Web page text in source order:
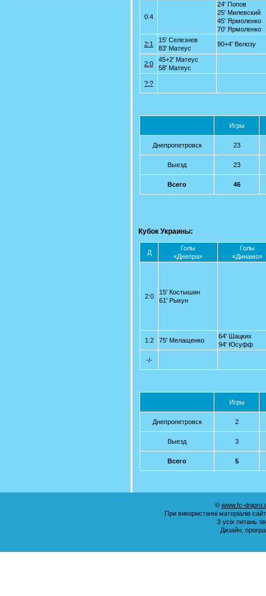
0:4
24' Попов
25' Милевский
45' Ярмоленко
70' Ярмоленко
2:1
15' Селезнев
83' Матеус
90+4' Велозу
2:0
45+2' Матеус
58' Матеус
?:?
Игры
Днепропетровск 23
Выезд 23
Всего 46
Кубок Украины:
Д
Голы
«Днепра»
Голы
«Динамо»
2:0
15' Костышин
61' Рыкун
1:2 75' Мелащенко
64' Шацких
94' Юсуфф
-/-
Игры
Днепропетровск 2
Выезд 3
Всего 5
© www.fc-
При використанні матеріалів
З усіх питань
Дизайн,